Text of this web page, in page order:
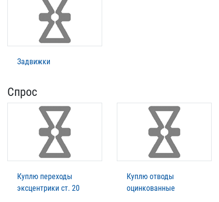
Задвижки
Спрос
Куплю переходы
эксцентрики ст. 20
Куплю отводы
оцинкованные